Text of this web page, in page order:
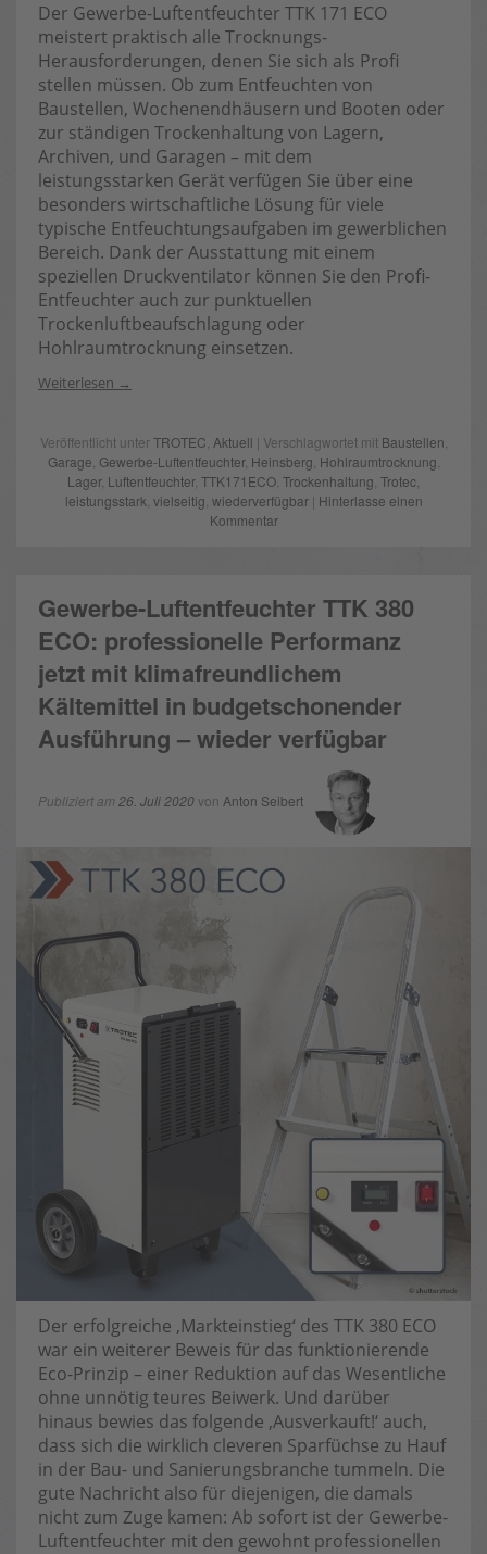
Der Gewerbe-Luftentfeuchter TTK 171 ECO
meistert praktisch alle Trocknungs-
Herausforderungen, denen Sie sich als Profi
stellen müssen. Ob zum Entfeuchten von
Baustellen, Wochenendhäusern und Booten oder
zur ständigen Trockenhaltung von Lagern,
Archiven, und Garagen – mit dem
leistungsstarken Gerät verfügen Sie über eine
besonders wirtschaftliche Lösung für viele
typische Entfeuchtungsaufgaben im gewerblichen
Bereich. Dank der Ausstattung mit einem
speziellen Druckventilator können Sie den Profi-
Entfeuchter auch zur punktuellen
Trockenluftbeaufschlagung oder
Hohlraumtrocknung einsetzen.
Weiterlesen
Veröffentlicht unterTROTEC Aktuell | Verschlagwortet mit Baustellen
Garage Gewerbe-Luftentfeuchter, Heinsberg Hohlraumtrocknung
Lager, Luftentfeuchter, TTK171ECO Trockenhaltung Trotec
leistungsstark vielseitig wiederverfügbar| Hinterlasse einen
Kommentar
Gewerbe-Luftentfeuchter TTK 380
ECO: professionelle Performanz
jetzt mit klimafreundlichem
Kältemittel in budgetschonender
Ausführung – wieder verfügbar
Publiziert am 26. Juli 2020von Anton Seibert
Der erfolgreiche ‚Markteinstieg‘ des TTK 380 ECO
war ein weiterer Beweis für das funktionierende
Eco-Prinzip – einer Reduktion auf das Wesentliche
ohne unnötig teures Beiwerk. Und darüber
hinaus bewies das folgende ‚Ausverkauft!‘ auch,
dass sich die wirklich cleveren Sparfüchse zu Hauf
in der Bau- und Sanierungsbranche tummeln. Die
gute Nachricht also für diejenigen, die damals
nicht zum Zuge kamen: Ab sofort ist der Gewerbe-
Luftentfeuchter mit den gewohnt professionellen